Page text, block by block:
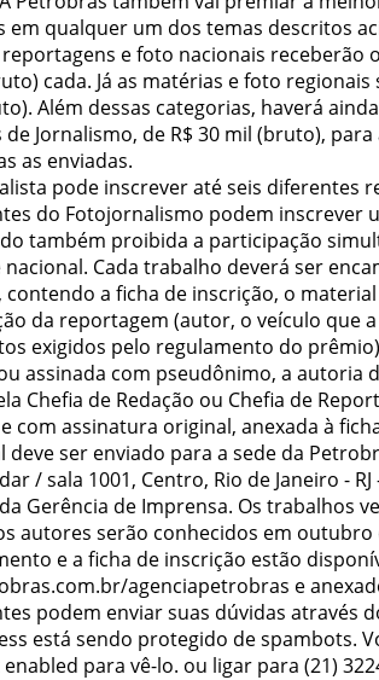
em qualquer um dos temas descritos
e foto nacionais receberão
cada. Já as matérias e foto
Além dessas categorias, haverá
Jornalismo, de R$ 30 mil (bruto),
as enviadas.
pode inscrever até seis diferentes
do Fotojornalismo podem inscrever
também proibida a participação
nacional. Cada trabalho deverá ser
contendo a ficha de inscrição, o
da reportagem (autor, o veículo que
exigidos pelo regulamento do
assinada com pseudônimo, a autoria
Chefia de Redação ou Chefia de
com assinatura original, anexada à
deve ser enviado para a sede da
/ sala 1001, Centro, Rio de Janeiro - RJ
Gerência de Imprensa. Os trabalhos
autores serão conhecidos em outubro
e a ficha de inscrição estão
agenciapetrobras e
podem enviar suas dúvidas através
está sendo protegido de spambots.
enabled para vê-lo. ou ligar para (21)